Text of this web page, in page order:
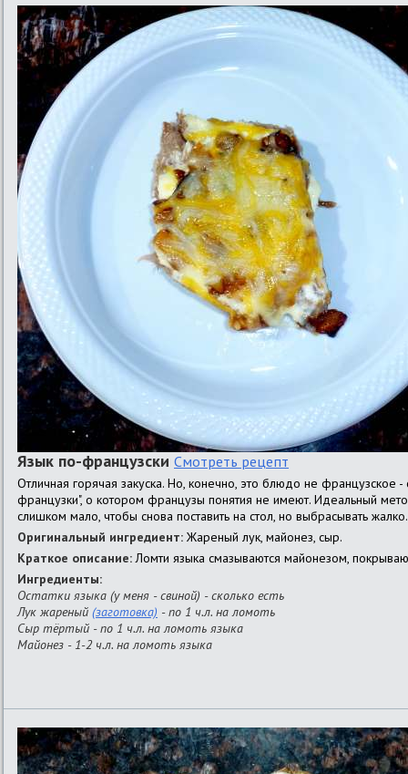
Язык по-французски Смотреть рецепт
Отличная горячая закуска. Но, конечно, это блюдо не французское
французки", о котором французы понятия не имеют. Идеальный
слишком мало, чтобы снова поставить на стол, но выбрасывать
Оригинальный ингредиент: Жареный лук, майонез, сыр.
Краткое описание:Ломти языка смазываются майонезом,
Ингредиенты:
Остатки языка (у меня - свиной) - сколько есть
Лук жареный (заготовка) - по 1 ч.л. на ломоть
Сыр тёртый - по 1 ч.л. на ломоть языка
Майонез - 1-2 ч.л. на ломоть языка